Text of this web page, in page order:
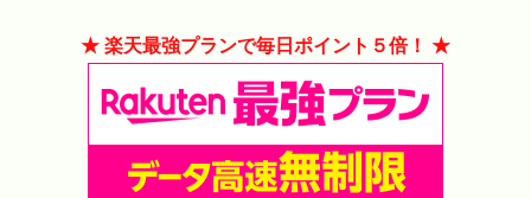
★ 楽天最強プランで毎日ポイント５倍！ ★